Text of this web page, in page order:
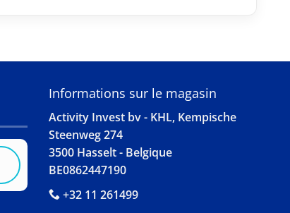
Informations sur le magasin
Activity Invest bv - KHL, Kempische
Steenweg 274
3500 Hasselt - Belgique
BE0862447190
+32 11 261499